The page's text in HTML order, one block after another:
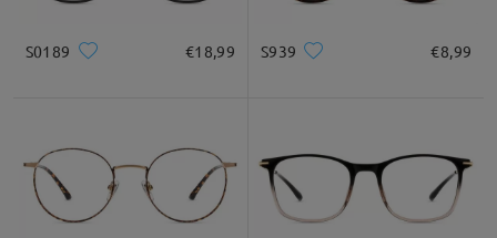
S0189 €18,99 S939 €8,99